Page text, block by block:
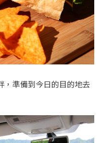
，準備到今日的目的地去